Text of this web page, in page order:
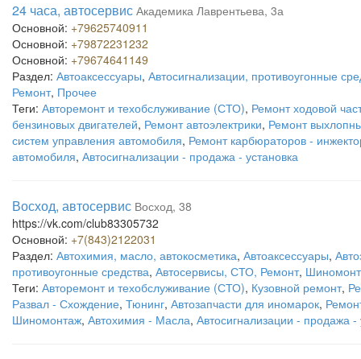
24 часа, автосервис Академика Лаврентьева, 3а
Основной: +79625740911
Основной: +79872231232
Основной: +79674641149
Раздел: Автоаксессуары, Автосигнализации, противоугонные
Ремонт, Прочее
Теги: Авторемонт и техобслуживание (СТО), Ремонт ходовой
бензиновых двигателей, Ремонт автоэлектрики, Ремонт
систем управления автомобиля, Ремонт карбюраторов -
автомобиля, Автосигнализации - продажа - установка
Восход, автосервис Восход, 38
https://vk.com/club83305732
Основной: +7(843)2122031
Раздел: Автохимия, масло, автокосметика, Автоаксессуары,
противоугонные средства, Автосервисы, СТО, Ремонт,
Теги: Авторемонт и техобслуживание (СТО), Кузовной ремонт,
Развал - Схождение, Тюнинг, Автозапчасти для иномарок,
Шиномонтаж, Автохимия - Масла, Автосигнализации - продажа -